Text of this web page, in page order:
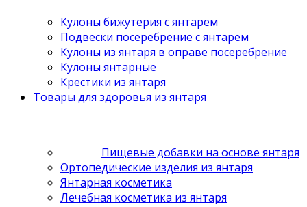
Кулоны бижутерия с янтарем
Подвески посеребрение с янтарем
Кулоны из янтаря в оправе посеребрение
Кулоны янтарные
Крестики из янтаря
Товары для здоровья из янтаря
Пищевые добавки на основе янтаря
Ортопедические изделия из янтаря
Янтарная косметика
Лечебная косметика из янтаря